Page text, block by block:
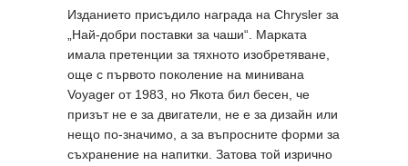
Изданието присъдило награда на Chrysler за
„Най-добри поставки за чаши“. Марката
имала претенции за тяхното изобретяване,
още с първото поколение на минивана
Voyager от 1983, но Якота бил бесен, че
призът не е за двигатели, не е за дизайн или
нещо по-значимо, а за въпросните форми за
съхранение на напитки. Затова той изрично